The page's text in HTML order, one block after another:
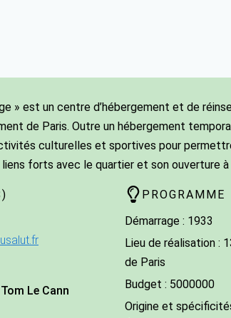
» est un centre d’hébergement et de
de Paris. Outre un hébergement
culturelles et sportives pour
forts avec le quartier et son ouverture
Tom Le Cann
PROGRAMME
Démarrage : 1933
Lieu de réalisation :
de Paris
Budget : 5000000
Origine et